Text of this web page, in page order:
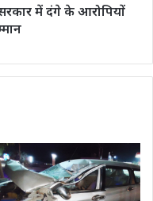
में दंगे के आरोपियों